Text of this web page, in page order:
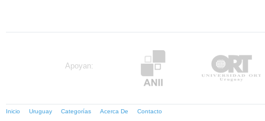
Apoyan:
Inicio Uruguay Categorías Acerca De Contacto